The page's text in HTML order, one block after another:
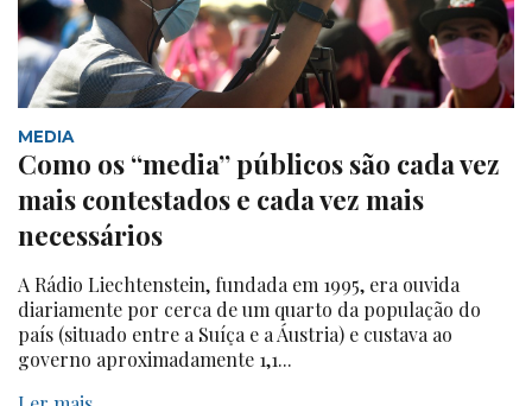
MEDIA
Como os “media” públicos são cada vez
mais contestados e cada vez mais
necessários
A Rádio Liechtenstein, fundada em 1995, era ouvida
diariamente por cerca de um quarto da população do
país (situado entre a Suíça e a Áustria) e custava ao
governo aproximadamente 1,1...